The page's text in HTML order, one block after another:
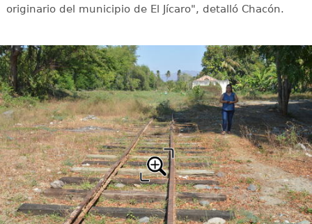
originario del municipio de El Jícaro", detalló Chacón.